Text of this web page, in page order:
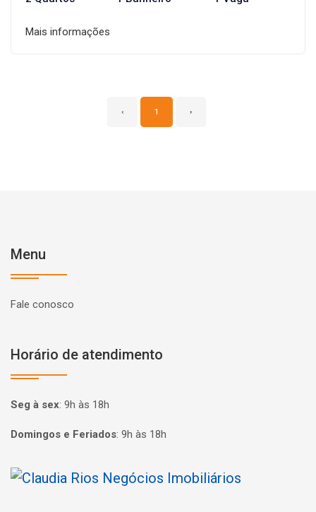
Mais informações
‹ 1 ›
Menu
Fale conosco
Horário de atendimento
Seg à sex: 9h às 18h
Domingos e Feriados: 9h às 18h
Página inicial